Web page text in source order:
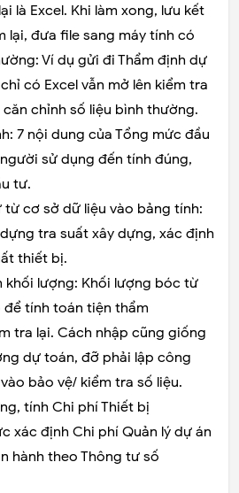
là Excel. Khi làm xong, lưu kết
lại, đưa file sang máy tính có
Ví dụ gửi đi Thẩm định dự
có Excel vẫn mở lên kiểm tra
chỉnh số liệu bình thường.
7 nội dung của Tổng mức đầu
sử dụng đến tính đúng,
tư.
từ cơ sở dữ liệu vào bảng tính:
tra suất xây dựng, xác định
thiết bị.
khối lượng: Khối lượng bóc từ
tính toán tiện thẩm
tra lại. Cách nhập cũng giống
dự toán, đỡ phải lập công
bảo vệ/ kiểm tra số liệu.
tính Chi phí Thiết bị
xác định Chi phí Quản lý dự án
hành theo Thông tư số